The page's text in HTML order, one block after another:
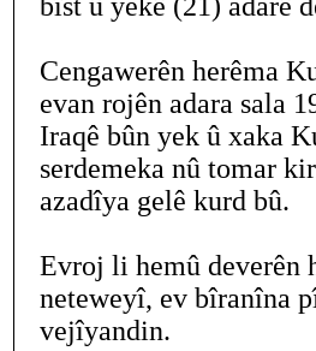
Cengawerên herêma
evan rojên adara sala
Iraqê bûn yek û xaka
serdemeka nû tomar
azadîya gelê kurd bû.
Evroj li hemû deverên
neteweyî, ev bîranîna
vejîyandin.